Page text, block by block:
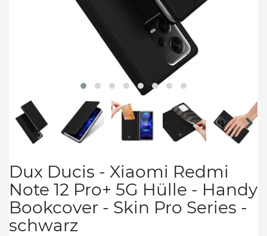
Dux Ducis - Xiaomi Redmi
Note 12 Pro+ 5G Hülle - Handy
Bookcover - Skin Pro Series -
schwarz